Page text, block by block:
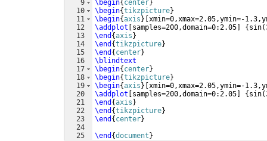
9
10
11
12
13
14
15
16
17
18
19
20
21
22
23
24
25
\begin{ center}
\begin{tikzpicture}
\begin{axis } xmin=0,xmax=2.05,ymin=-
\addplot
samples=200,domain=0:2.05 { sin(
\end {axis }
\end {tikzpicture}
\end { center}
\blindtext
\begin{ center}
\begin{tikzpicture}
\begin{axis } xmin=0,xmax=2.05,ymin=-
\addplot
samples=200,domain=0:2.05 { sin(
\end {axis }
\end {tikzpicture}
\end { center}
\end {document }